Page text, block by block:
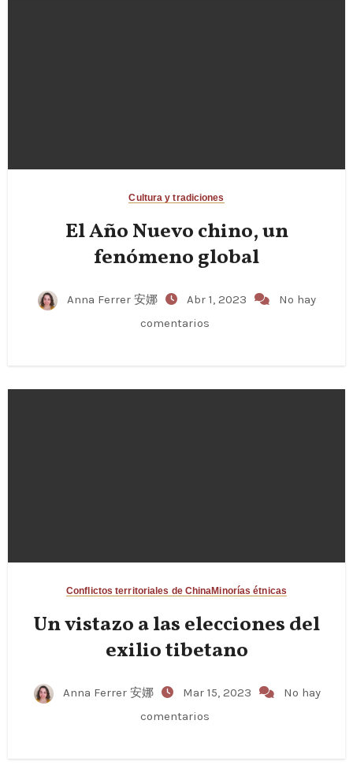
Cultura y tradiciones
El Año Nuevo chino, un
fenómeno global
Anna Ferrer 安娜 Abr 1, 2023
No hay
comentarios
Conflictos territoriales de ChinaMinorías étnicas
Un vistazo a las elecciones del
exilio tibetano
Anna Ferrer 安娜 Mar 15, 2023
No hay
comentarios